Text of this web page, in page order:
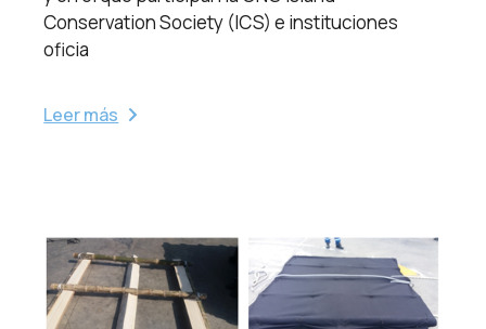
Conservation Society (ICS) e instituciones
oficia
Leer más